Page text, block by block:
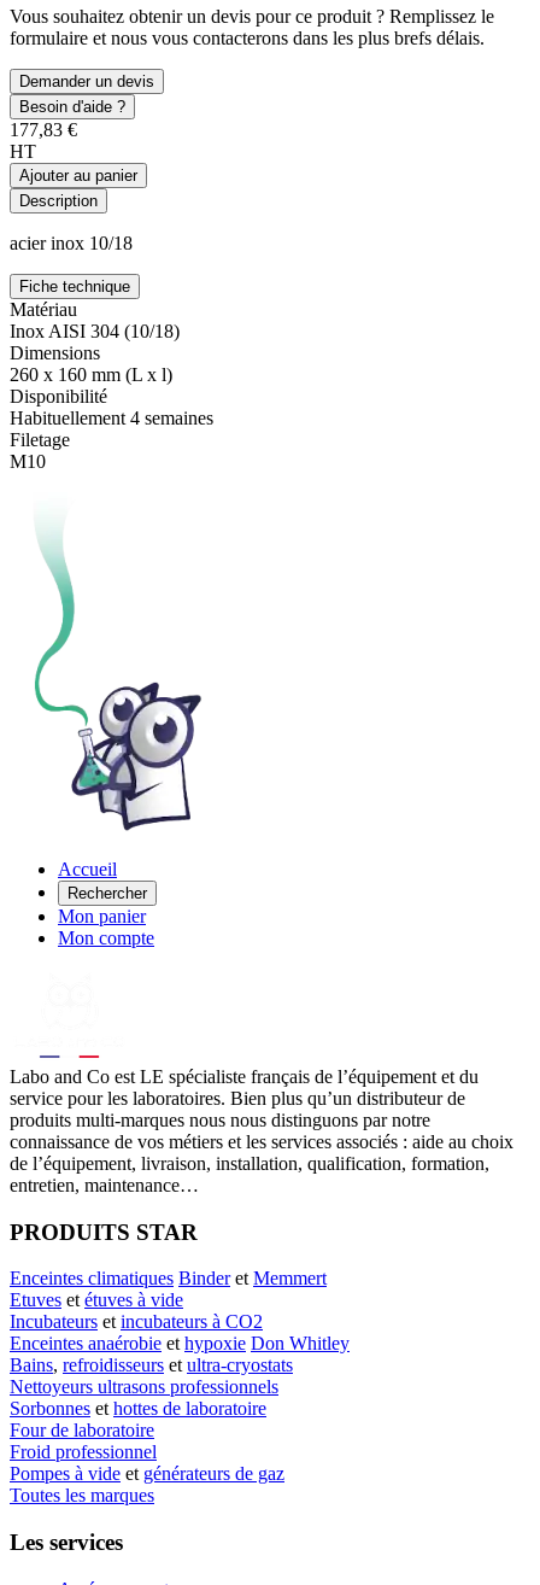
Vous souhaitez obtenir un devis pour ce produit ? Remplissez le
formulaire et nous vous contacterons dans les plus brefs délais.
Demander un devis
Besoin d'aide ?
177,83 €
HT
Ajouter au panier
Description
acier inox 10/18
Fiche technique
Matériau
Inox AISI 304 (10/18)
Dimensions
260 x 160 mm (L x l)
Disponibilité
Habituellement 4 semaines
Filetage
M10
Accueil
Rechercher
Mon panier
Mon compte
Labo and Co est LE spécialiste français de l’équipement et du
service pour les laboratoires. Bien plus qu’un distributeur de
produits multi-marques nous nous distinguons par notre
connaissance de vos métiers et les services associés : aide au choix
de l’équipement, livraison, installation, qualification, formation,
entretien, maintenance…
PRODUITS STAR
Enceintes climatiques Binderet Memmert
Etuves et étuves à vide
Incubateurs et incubateurs à CO2
Enceintes anaérobie et hypoxie Don Whitley
Bains, refroidisseurs et ultra-cryostats
Nettoyeurs ultrasons professionnels
Sorbonnes et hottes de laboratoire
Four de laboratoire
Froid professionnel
Pompes à vide et générateurs de gaz
Toutes les marques
Les services